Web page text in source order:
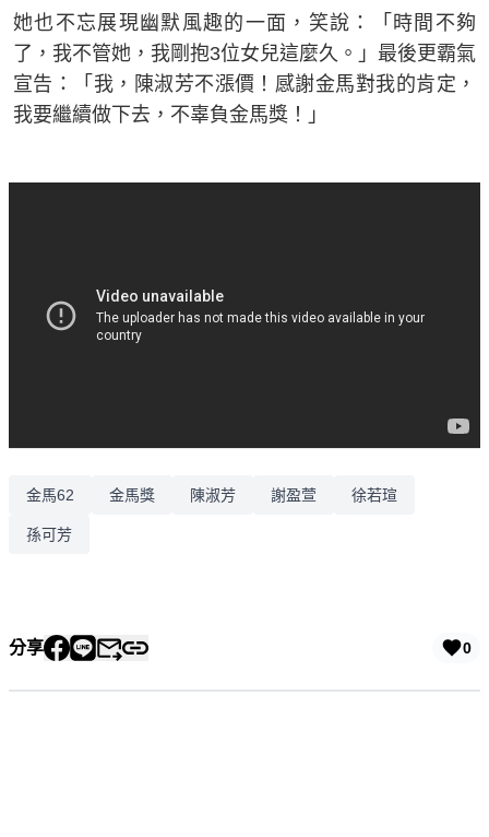
她也不忘展現幽默風趣的一面，笑說：「時間不夠
了，我不管她，我剛抱3位女兒這麼久。」最後更霸氣
宣告：「我，陳淑芳不漲價！感謝金馬對我的肯定，
我要繼續做下去，不辜負金馬獎！」
金馬62 金馬獎 陳淑芳 謝盈萱 徐若瑄
孫可芳
分享 0